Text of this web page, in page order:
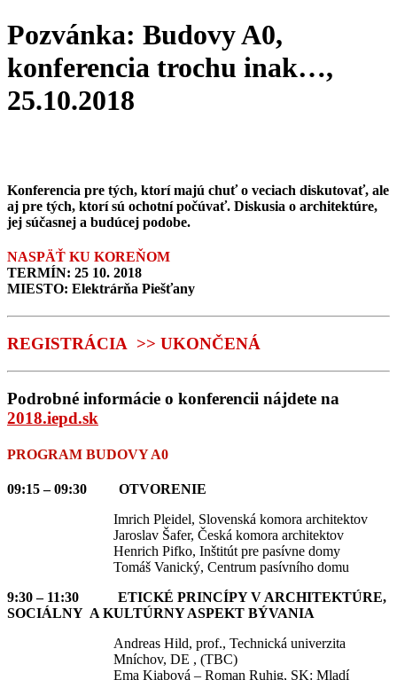
Pozvánka: Budovy A0,
konferencia trochu inak…,
25.10.2018
Konferencia pre tých, ktorí majú chuť o veciach diskutovať, ale
aj pre tých, ktorí sú ochotní počúvať. Diskusia o architektúre,
jej súčasnej a budúcej podobe.
NASPÄŤ KU KOREŇOM
TERMÍN: 25 10. 2018
MIESTO: Elektrárňa Piešťany
REGISTRÁCIA >> UKONČENÁ
Podrobné informácie o konferencii nájdete na
2018.iepd.sk
PROGRAM BUDOVY A0
09:15 – 09:30 OTVORENIE
Imrich Pleidel, Slovenská komora architektov
Jaroslav Šafer, Česká komora architektov
Henrich Pifko, Inštitút pre pasívne domy
Tomáš Vanický, Centrum pasívního domu
9:30 – 11:30 ETICKÉ PRINCÍPY V ARCHITEKTÚRE,
SOCIÁLNY A KULTÚRNY ASPEKT BÝVANIA
Andreas Hild, prof., Technická univerzita
Mníchov, DE , (TBC)
Ema Kiabová – Roman Ruhig, SK: Mladí